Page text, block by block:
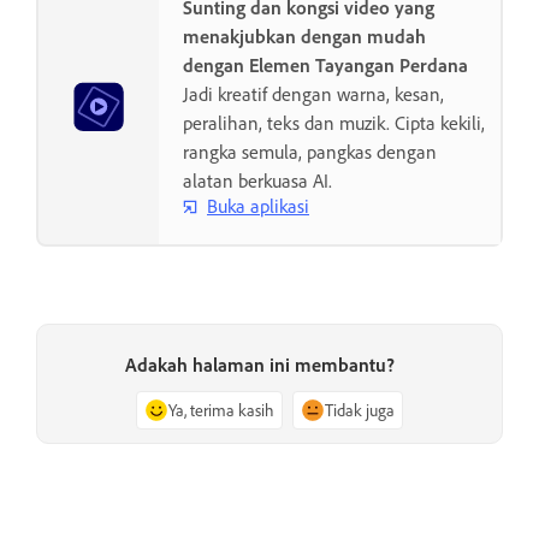
Sunting dan kongsi video yang
menakjubkan dengan mudah
dengan Elemen Tayangan Perdana
Jadi kreatif dengan warna, kesan,
peralihan, teks dan muzik. Cipta kekili,
rangka semula, pangkas dengan
alatan berkuasa AI.
Buka aplikasi
Adakah halaman ini membantu?
Ya, terima kasih Tidak juga